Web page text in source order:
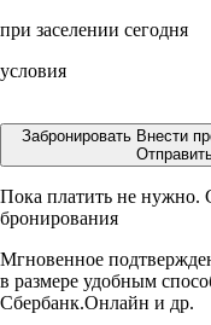
при заселении сегодня
условия
Забронировать Внести
Пока платить не нужно.
бронирования
Мгновенное
в размере удобным
Сбербанк.Онлайн и др.